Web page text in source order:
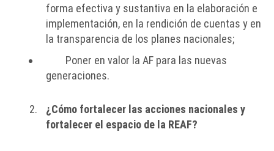
forma efectiva y sustantiva en la elaboración e
implementación, en la rendición de cuentas y en
la transparencia de los planes nacionales;
Poner en valor la AF para las nuevas
generaciones.
¿Cómo fortalecer las acciones nacionales y
fortalecer el espacio de la REAF?